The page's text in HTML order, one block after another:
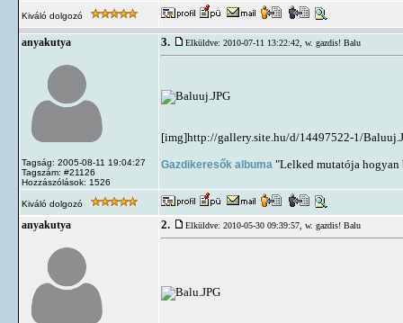
Kiváló dolgozó
anyakutya
Tagság: 2005-08-11 19:04:27
Tagszám: #21126
Hozzászólások: 1526
3. Elküldve: 2010-07-11 13:22:42, w. gazdis! Balu
[img]http://gallery.site.hu/d/14497522-1/
Gazdikeresők albuma "Lelked mutatója
Kiváló dolgozó
anyakutya 2. Elküldve: 2010-05-30 09:39:57, w. gazdis! Balu